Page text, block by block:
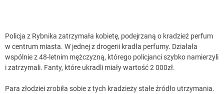
Policja z Rybnika zatrzymała kobietę, podejrzaną o kradzież perfum
w centrum miasta. W jednej z drogerii kradła perfumy. Działała
wspólnie z 48-letnim mężczyzną, którego policjanci szybko namierzyli
i zatrzymali. Fanty, które ukradli miały wartość 2 000zł.
Para złodziei zrobiła sobie z tych kradzieży stałe źródło utrzymania.